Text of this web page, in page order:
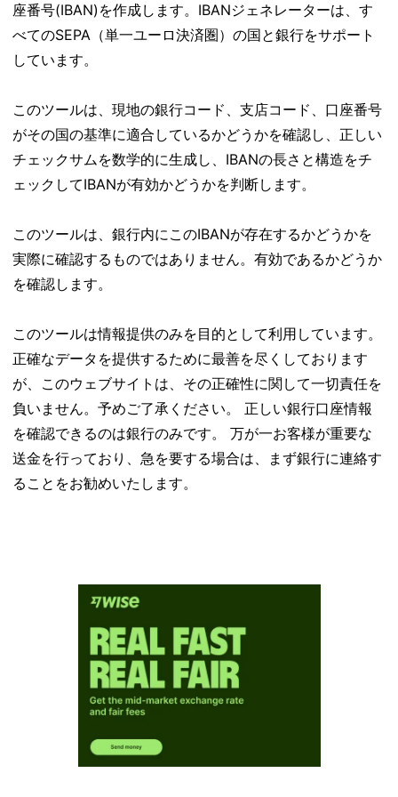
座番号(IBAN)を作成します。IBANジェネレーターは、す
べてのSEPA（単一ユーロ決済圏）の国と銀行をサポート
しています。
このツールは、現地の銀行コード、支店コード、口座番号
がその国の基準に適合しているかどうかを確認し、正しい
チェックサムを数学的に生成し、IBANの長さと構造をチ
ェックしてIBANが有効かどうかを判断します。
このツールは、銀行内にこのIBANが存在するかどうかを
実際に確認するものではありません。有効であるかどうか
を確認します。
このツールは情報提供のみを目的として利用しています。
正確なデータを提供するために最善を尽くしております
が、このウェブサイトは、その正確性に関して一切責任を
負いません。予めご了承ください。 正しい銀行口座情報
を確認できるのは銀行のみです。 万が一お客様が重要な
送金を行っており、急を要する場合は、まず銀行に連絡す
ることをお勧めいたします。